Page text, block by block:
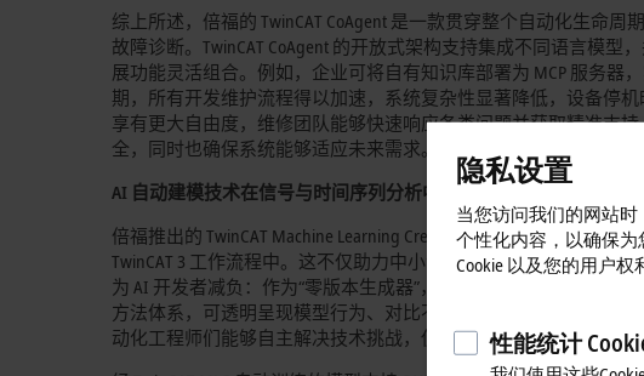
综上所述，倍福的 TwinCAT CoAgent 是一款贯穿整个自动化生命
故障诊断。TwinCAT CoAgent 的开放式架构支持集成不同语言模
展功能灵活组合。例如，企业可将自有知识库部署为 MCP 服务器
期，所有开发维护流程得以加速，系统复杂性显著降低，设备停
享有更大自由度，维修团队能够快速响应各类问题并获取精准支
全，同时也确保系统能够适应未来需求。
AI 自动建模技术在信号与时间序列分析中的应用
倍福推出的 TwinCAT Machine Learning Creator（MLC）主要面向
TwinCAT 3 工作流程中。这不仅助力中小企业挖掘人工智能潜力
为 AI 开发者减负：作为“零版本生成器”，它能自动创建初始模型
方法体系，可透明呈现模型行为、对比不同变体，并通过报告自
动化工程师们能够自主解决技术挑战，使得专业知识更深层次地嵌
隐私设置
当您访问我们的网站时
个性化内容，以确保
Cookie 以及您的用户权
性能统计